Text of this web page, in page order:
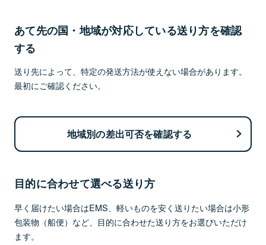
あて先の国・地域が対応している送り方を確認
する
送り先によって、特定の発送方法が使えない場合があります。
最初にご確認ください。
地域別の差出可否を確認する
目的に合わせて選べる送り方
早く届けたい場合はEMS、軽いものを安く送りたい場合は小形
包装物（船便）など、目的に合わせた送り方をお選びいただけ
ます。